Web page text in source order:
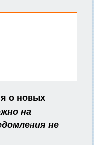
о новых
на
не